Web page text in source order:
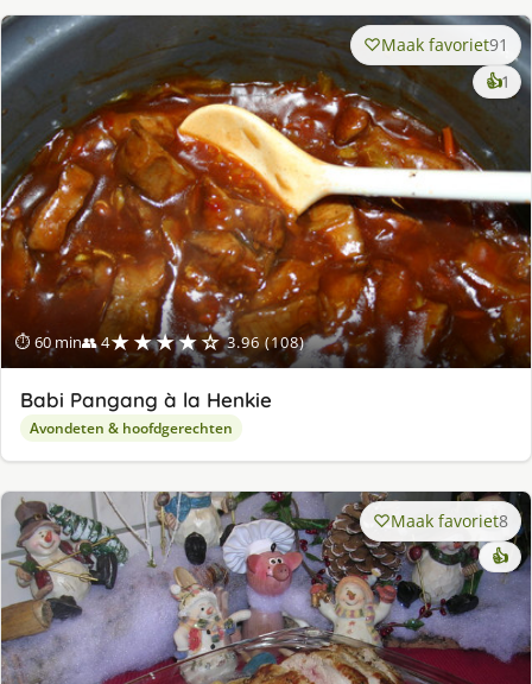
⏱ 60 min👥 4★★★★☆ 3.96 (108)
Maak favoriet91
👍1
Babi Pangang à la Henkie
Avondeten & hoofdgerechten
Maak favoriet8
👍